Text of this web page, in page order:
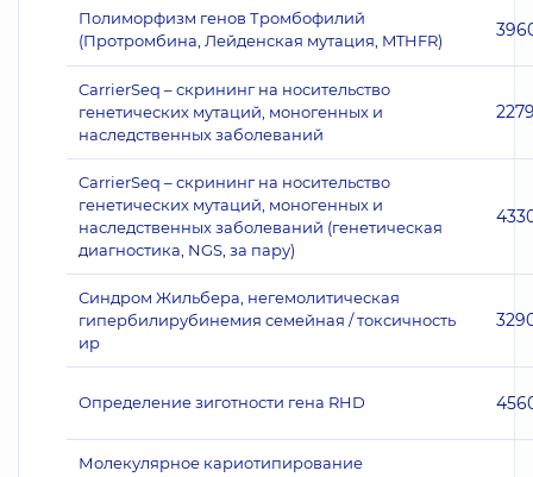
Полиморфизм генов Тромбофилий
(Протромбина, Лейденская мутация, MTHFR)
CarrierSeq – скрининг на носительство
генетических мутаций, моногенных и
наследственных заболеваний
CarrierSeq – скрининг на носительство
генетических мутаций, моногенных и
наследственных заболеваний (генетическая
диагностика, NGS, за пару)
Синдром Жильбера, негемолитическая
гипербилирубинемия семейная / токсичность
ир
Определение зиготности гена RHD
Молекулярное кариотипирование